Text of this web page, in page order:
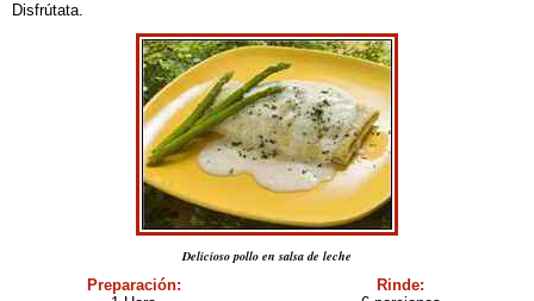
Disfrútata.
Delicioso pollo en salsa de leche
Preparación:
Rinde: